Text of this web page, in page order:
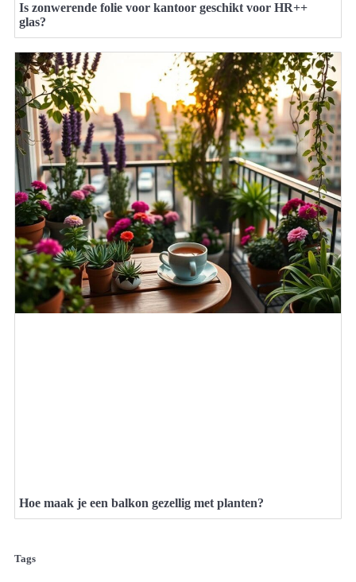
Is zonwerende folie voor kantoor geschikt voor HR++
glas?
Hoe maak je een balkon gezellig met planten?
Tags